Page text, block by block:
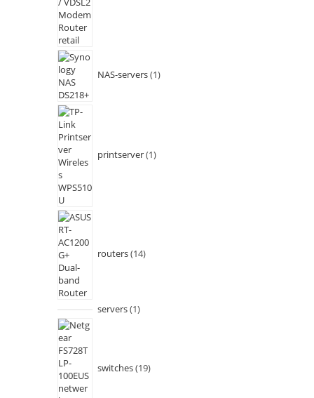
NAS-servers 1
printserver 1
routers 14
servers 1
switches 19